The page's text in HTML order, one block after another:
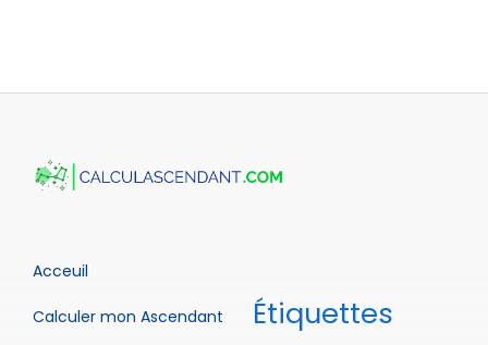
Acceuil
Calculer mon Ascendant Étiquettes